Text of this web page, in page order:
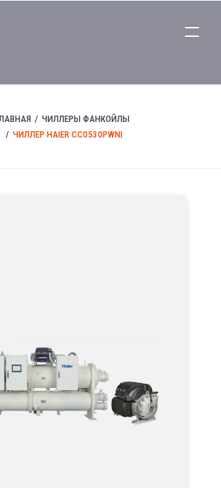
ЧИЛЛЕРЫ ФАНКОЙЛЫ
ЧИЛЛЕР HAIER CC0530PWNI